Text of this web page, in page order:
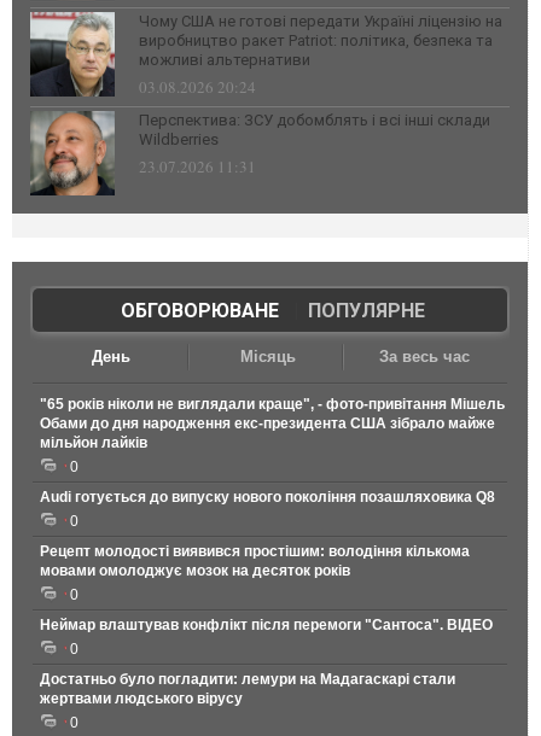
Чому США не готові передати Україні ліцензію на
виробництво ракет Patriot: політика, безпека та
можливі альтернативи
03.08.2026 20:24
Перспектива: ЗСУ добомблять і всі інші склади
Wildberries
23.07.2026 11:31
ОБГОВОРЮВАНЕ| ПОПУЛЯРНЕ
День Місяць За весь час
"65 років ніколи не виглядали краще", - фото-привітання Мішель
Обами до дня народження екс-президента США зібрало майже
мільйон лайків
0
Audi готується до випуску нового покоління позашляховика Q8
0
Рецепт молодості виявився простішим: володіння кількома
мовами омолоджує мозок на десяток років
0
Неймар влаштував конфлікт після перемоги "Сантоса". ВІДЕО
0
Достатньо було погладити: лемури на Мадагаскарі стали
жертвами людського вірусу
0